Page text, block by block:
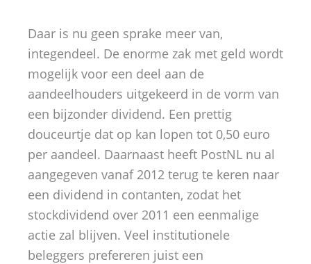
Daar is nu geen sprake meer van,
integendeel. De enorme zak met geld wordt
mogelijk voor een deel aan de
aandeelhouders uitgekeerd in de vorm van
een bijzonder dividend. Een prettig
douceurtje dat op kan lopen tot 0,50 euro
per aandeel. Daarnaast heeft PostNL nu al
aangegeven vanaf 2012 terug te keren naar
een dividend in contanten, zodat het
stockdividend over 2011 een eenmalige
actie zal blijven. Veel institutionele
beleggers prefereren juist een